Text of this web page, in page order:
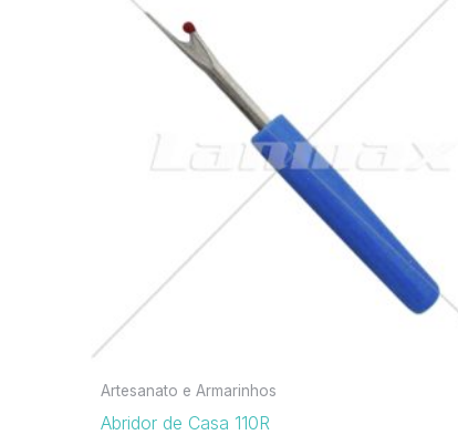
Artesanato e Armarinhos
Abridor de Casa 110R